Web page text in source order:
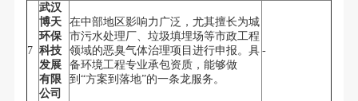
7
武汉
博天
环保
科技
发展
有限
公司
在中部地区影响力广泛，尤其擅长为城
市污水处理厂、垃圾填埋场等市政工程
领域的恶臭气体治理项目进行申报。具
备环境工程专业承包资质，能够做
到“方案到落地”的一条龙服务。
-